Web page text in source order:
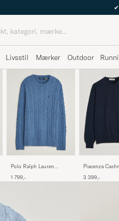
Livsstil Mærker Outdoor
Polo Ralph Lauren
Blue Borage Heather
1 799,-
Piacenza
Sweater Navy
3 399,-